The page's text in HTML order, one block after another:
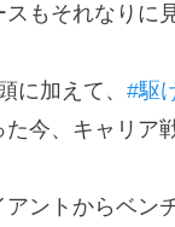
もそれなりに
に加えて、 #駆
今、キャリア
ントからベン